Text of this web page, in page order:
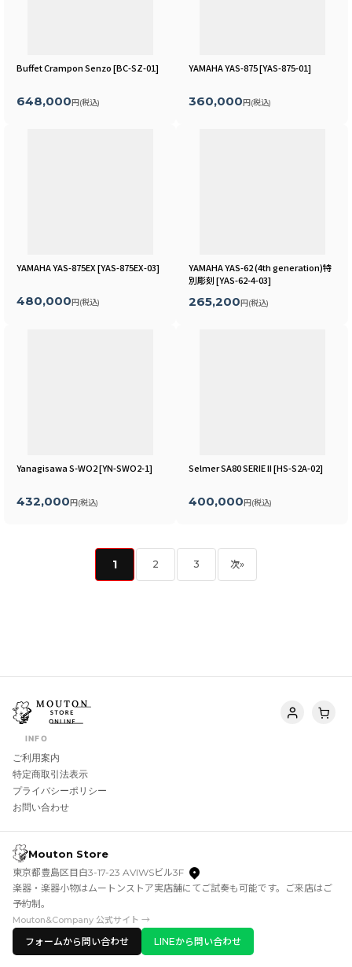
Buffet Crampon Senzo[BC-SZ-01]
648,000 円 (税込)
YAMAHA YAS-875[YAS-875-01]
360,000 円 (税込)
YAMAHA YAS-875EX[YAS-875EX-03]
480,000円(税込)
YAMAHA YAS-62 (4th generation)特
別彫刻[YAS-62-4-03]
265,200 円 (税込)
Yanagisawa S-WO2[YN-SWO2-1]
432,000円(税込)
Selmer SA80 SERIE II[HS-S2A-02]
400,000円(税込)
1 2 3 次»
INFO
ご利用案内
特定商取引法表示
プライバシーポリシー
お問い合わせ
Mouton Store
東京都豊島区目白3-17-23 AVIWSビル3F
楽器・楽器小物はムートンストア実店舗にてご試奏も可能です。ご来店はご
予約制。
Mouton&Company 公式サイト →
フォームから問い合わせ LINEから問い合わせ